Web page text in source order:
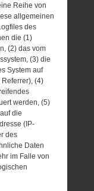
Reihe von
allgemeinen
des
die (1)
(2) das vom
(3) die
System auf
(4)
werden, (5)
die
(IP-
des
Daten
im Falle von